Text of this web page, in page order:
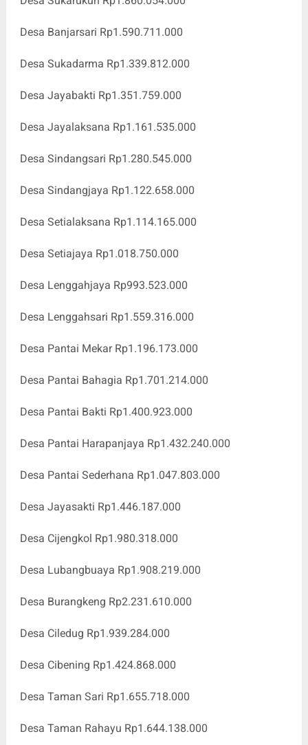
Desa Banjarsari Rp1.590.711.000
Desa Sukadarma Rp1.339.812.000
Desa Jayabakti Rp1.351.759.000
Desa Jayalaksana Rp1.161.535.000
Desa Sindangsari Rp1.280.545.000
Desa Sindangjaya Rp1.122.658.000
Desa Setialaksana Rp1.114.165.000
Desa Setiajaya Rp1.018.750.000
Desa Lenggahjaya Rp993.523.000
Desa Lenggahsari Rp1.559.316.000
Desa Pantai Mekar Rp1.196.173.000
Desa Pantai Bahagia Rp1.701.214.000
Desa Pantai Bakti Rp1.400.923.000
Desa Pantai Harapanjaya Rp1.432.240.000
Desa Pantai Sederhana Rp1.047.803.000
Desa Jayasakti Rp1.446.187.000
Desa Cijengkol Rp1.980.318.000
Desa Lubangbuaya Rp1.908.219.000
Desa Burangkeng Rp2.231.610.000
Desa Ciledug Rp1.939.284.000
Desa Cibening Rp1.424.868.000
Desa Taman Sari Rp1.655.718.000
Desa Taman Rahayu Rp1.644.138.000